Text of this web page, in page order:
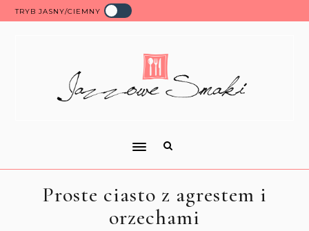
TRYB JASNY/CIEMNY
Proste ciasto z agrestem i
orzechami